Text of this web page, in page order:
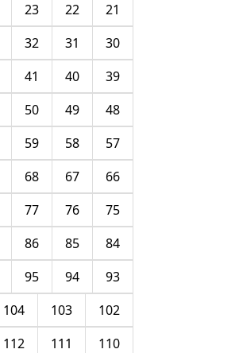
21
22
23
30
31
32
39
40
41
48
49
50
57
58
59
66
67
68
75
76
77
84
85
86
93
94
95
102
103
104
110
111
112